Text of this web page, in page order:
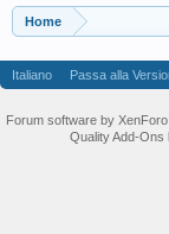
Home
Italiano Passa alla
Forum software by
Quality Add-Ons